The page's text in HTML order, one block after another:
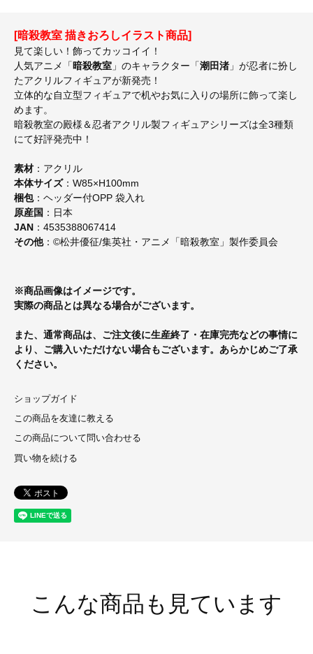
[暗殺教室 描きおろしイラスト商品]
見て楽しい！飾ってカッコイイ！
人気アニメ「暗殺教室 」のキャラクター「潮田渚」が忍者に扮し
たアクリルフィギュアが新発売！
立体的な自立型フィギュアで机やお気に入りの場所に飾って楽し
めます。
暗殺教室の殿様＆忍者アクリル製フィギュアシリーズは全3種類
にて好評発売中！
素材 ：アクリル
本体サイズ：W85×H100mm
梱包：ヘッダー付OPP 袋入れ
原産国 ：日本
JAN ：4535388067414
その他：©松井優征/集英社・アニメ「暗殺教室」製作委員会
※商品画像はイメージです。
実際の商品とは異なる場合がございます。
また、通常商品は、ご注文後に生産終了・在庫完売などの事情に
より、ご購入いただけない場合もございます。あらかじめご了承
ください。
ショップガイド
この商品を友達に教える
この商品について問い合わせる
買い物を続ける
こんな商品も見ています